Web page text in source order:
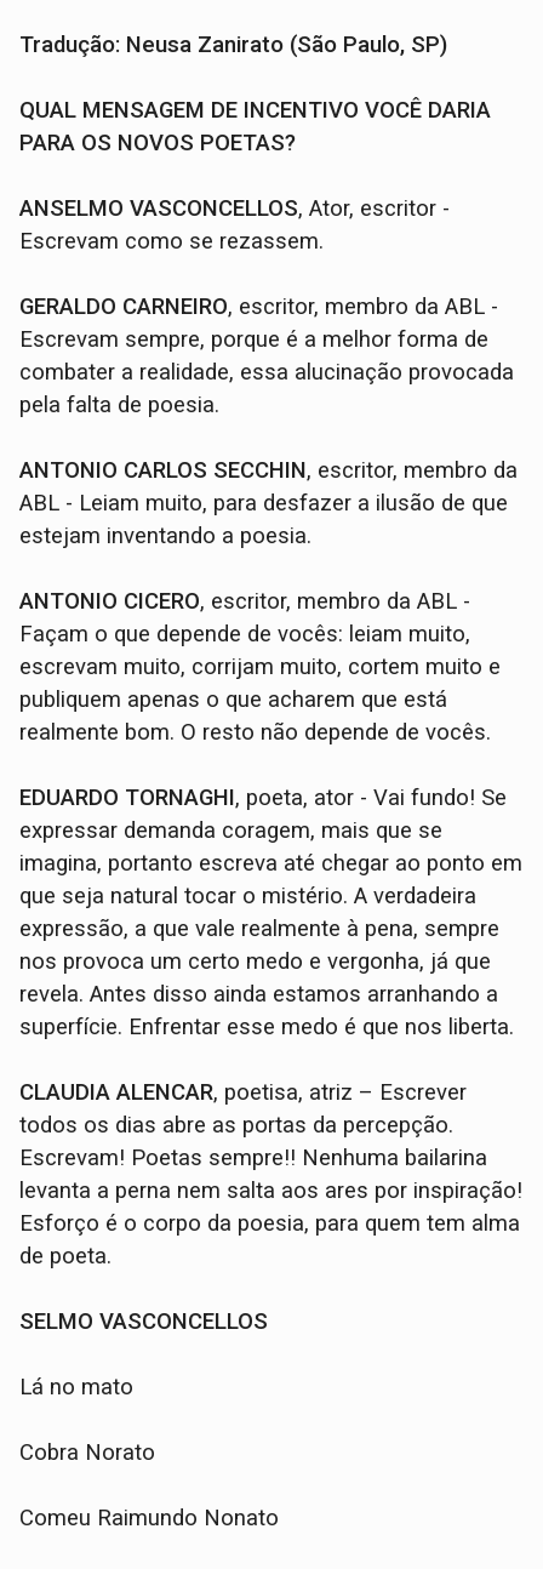
Tradução: Neusa Zanirato (São Paulo, SP)
QUAL MENSAGEM DE INCENTIVO VOCÊ DARIA
PARA OS NOVOS POETAS?
ANSELMO VASCONCELLOS, Ator, escritor -
Escrevam como se rezassem.
GERALDO CARNEIRO, escritor, membro da ABL -
Escrevam sempre, porque é a melhor forma de
combater a realidade, essa alucinação provocada
pela falta de poesia.
ANTONIO CARLOS SECCHIN, escritor, membro da
ABL - Leiam muito, para desfazer a ilusão de que
estejam inventando a poesia.
ANTONIO CICERO, escritor, membro da ABL -
Façam o que depende de vocês: leiam muito,
escrevam muito, corrijam muito, cortem muito e
publiquem apenas o que acharem que está
realmente bom. O resto não depende de vocês.
EDUARDO TORNAGHI, poeta, ator - Vai fundo! Se
expressar demanda coragem, mais que se
imagina, portanto escreva até chegar ao ponto em
que seja natural tocar o mistério. A verdadeira
expressão, a que vale realmente à pena, sempre
nos provoca um certo medo e vergonha, já que
revela. Antes disso ainda estamos arranhando a
superfície. Enfrentar esse medo é que nos liberta.
CLAUDIA ALENCAR, poetisa, atriz – Escrever
todos os dias abre as portas da percepção.
Escrevam! Poetas sempre!! Nenhuma bailarina
levanta a perna nem salta aos ares por inspiração!
Esforço é o corpo da poesia, para quem tem alma
de poeta.
SELMO VASCONCELLOS
Lá no mato
Cobra Norato
Comeu Raimundo Nonato